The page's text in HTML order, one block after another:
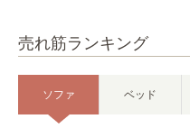
売れ筋ランキング
ソファ ベッド